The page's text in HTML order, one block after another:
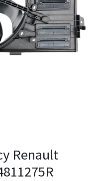
Renault